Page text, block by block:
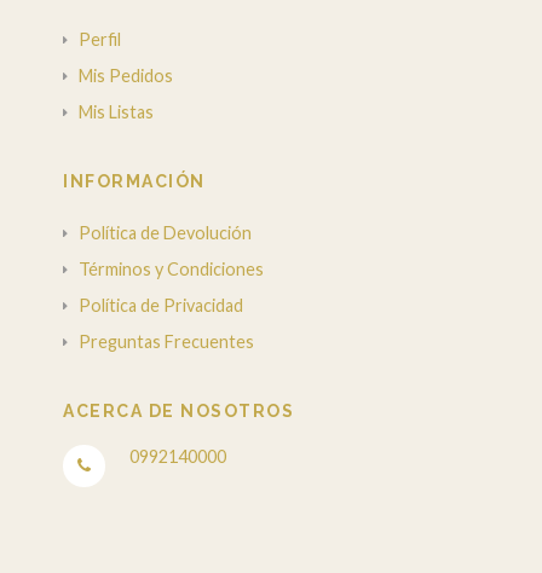
Perfil
Mis Pedidos
Mis Listas
INFORMACIÓN
Política de Devolución
Términos y Condiciones
Política de Privacidad
Preguntas Frecuentes
ACERCA DE NOSOTROS
0992140000